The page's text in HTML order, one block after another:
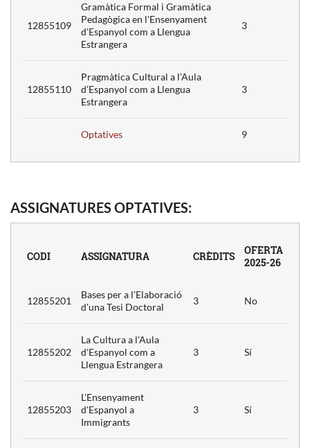
12855109
Gramàtica Formal i Gramàtica
Pedagògica en l'Ensenyament
d'Espanyol com a Llengua
Estrangera
3
12855110
Pragmàtica Cultural a l’Aula
d’Espanyol com a Llengua
Estrangera
3
Optatives 9
ASSIGNATURES OPTATIVES:
CODI ASSIGNATURA CRÈDITS
OFERTA
2025-26
12855201
Bases per a l'Elaboració
d'una Tesi Doctoral
3 No
12855202
La Cultura a l'Aula
d'Espanyol com a
Llengua Estrangera
3 Sí
12855203
L'Ensenyament
d'Espanyol a
Immigrants
3 Sí